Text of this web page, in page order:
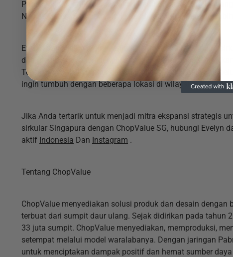
Pabrik Mikro untuk menciptakan Perubahan Makro dan
Negara Bebas Sampah. Mari kita tinggalkan tempat ini
Evelyn dan Hui En ingin menjadi contoh dalam ekonomi
dan memberdayakan pengusaha lokal untuk
Termotivasi oleh sumber daya sumpit sekali pakai yang
ingin tumbuh dengan beberapa lokasi di wilayah yang lebih
Jika Anda tertarik untuk menjadi mitra ekspansi strategis
sirkular Singapura dengan ChopValue SG, hubungi Evelyn
aktif Indonesia Dan Instagram .
Tentang ChopValue
ChopValue menyediakan solusi produk dan desain
terbuat dari sumpit daur ulang. Sejak didirikan pada tahun
33 juta sumpit. ChopValue menyediakan, memproduksi,
setempat melalui model waralabanya. Dengan jaringan
untuk menciptakan dampak positif dan hemat sumber